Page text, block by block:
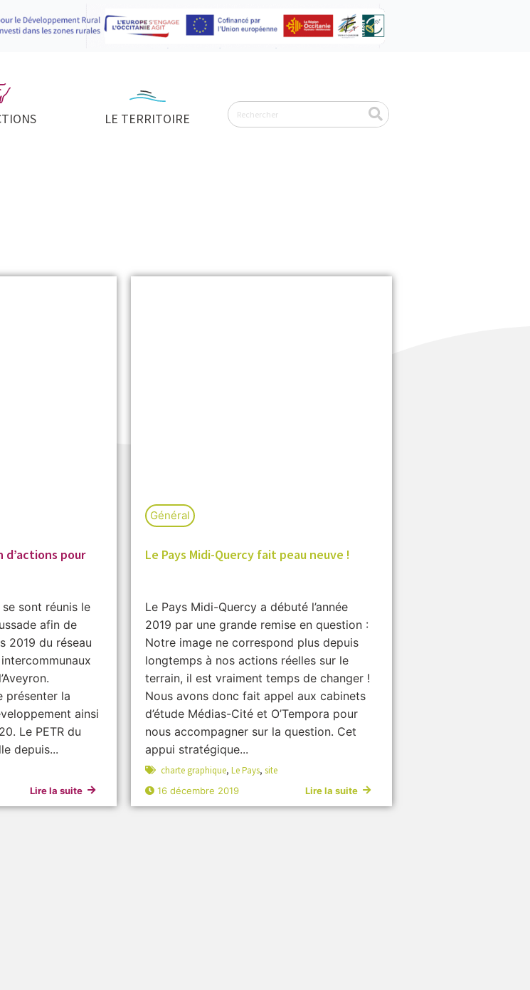
LE TERRITOIRE
Rechercher
d’actions pour
sont réunis le
afin de
2019 du réseau
présenter la
ainsi
Le PETR du
depuis...
Lire la suite
Général
Le Pays Midi-Quercy fait peau neuve !
Le Pays Midi-Quercy a débuté l’année
2019 par une grande remise en question :
Notre image ne correspond plus depuis
longtemps à nos actions réelles sur le
terrain, il est vraiment temps de changer !
Nous avons donc fait appel aux cabinets
d’étude Médias-Cité et O’Tempora pour
nous accompagner sur la question. Cet
appui stratégique...
charte graphique,Le Pays,site
16 décembre 2019 Lire la suite